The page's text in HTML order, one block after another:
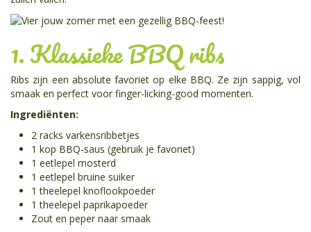
1. Klassieke BBQ ribs
Ribs zijn een absolute favoriet op elke BBQ. Ze zijn sappig, vol
smaak en perfect voor finger-licking-good momenten.
Ingrediënten:
2 racks varkensribbetjes
1 kop BBQ-saus (gebruik je favoriet)
1 eetlepel mosterd
1 eetlepel bruine suiker
1 theelepel knoflookpoeder
1 theelepel paprikapoeder
Zout en peper naar smaak